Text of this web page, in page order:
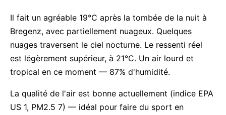
Il fait un agréable 19°C après la tombée de la nuit à
Bregenz, avec partiellement nuageux. Quelques
nuages traversent le ciel nocturne. Le ressenti réel
est légèrement supérieur, à 21°C. Un air lourd et
tropical en ce moment — 87% d'humidité.
La qualité de l'air est bonne actuellement (indice EPA
US 1, PM2.5 7) — idéal pour faire du sport en